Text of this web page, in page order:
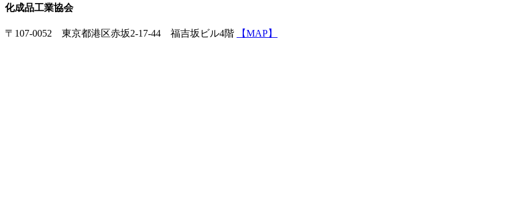
化成品工業協会
〒107-0052 東京都港区赤坂2-17-44 福吉坂ビル4階 【MAP】